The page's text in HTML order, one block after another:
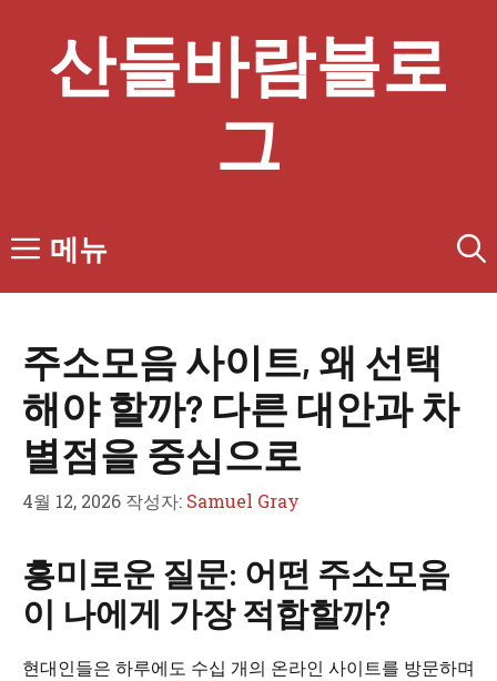
산들바람블로
그
메뉴
주소모음 사이트, 왜 선택
해야 할까? 다른 대안과 차
별점을 중심으로
4월 12, 2026 작성자: Samuel Gray
흥미로운 질문: 어떤 주소모음
이 나에게 가장 적합할까?
현대인들은 하루에도 수십 개의 온라인 사이트를 방문하며